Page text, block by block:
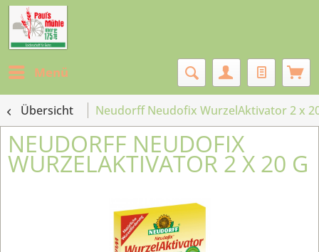
Menü
Übersicht Neudorff Neudofix WurzelAktivator 2 x
NEUDORFF NEUDOFIX
WURZELAKTIVATOR 2 X 20 G